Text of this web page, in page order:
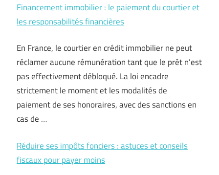
Financement immobilier : le paiement du courtier et
les responsabilités financières
En France, le courtier en crédit immobilier ne peut
réclamer aucune rémunération tant que le prêt n’est
pas effectivement débloqué. La loi encadre
strictement le moment et les modalités de
paiement de ses honoraires, avec des sanctions en
cas de …
Réduire ses impôts fonciers : astuces et conseils
fiscaux pour payer moins